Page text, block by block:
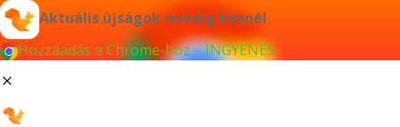
Aktuális újságok mindig kéznél
Hozzáadás a Chrome-hoz – INGYENES